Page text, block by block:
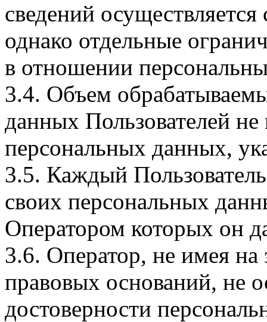
сведений
однако отдельные
в отношении
3.4. Объем
данных Пользователей
персональных данных,
3.5. Каждый
своих персональных
Оператором которых он
3.6. Оператор, не имея
правовых оснований, не
достоверности